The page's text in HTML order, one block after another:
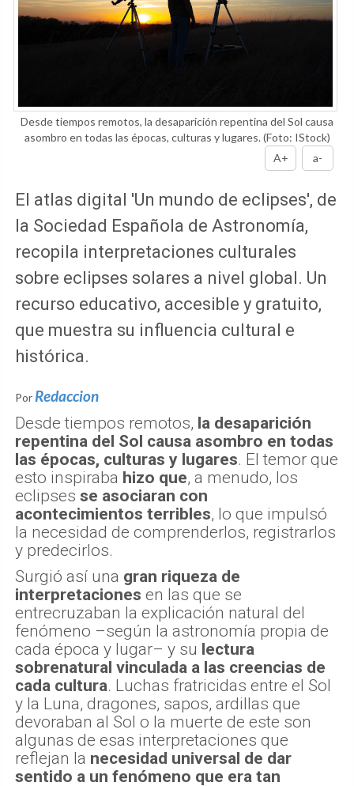
Desde tiempos remotos, la desaparición repentina del Sol causa
asombro en todas las épocas, culturas y lugares.(Foto: IStock)
A+
a-
El atlas digital 'Un mundo de eclipses', de
la Sociedad Española de Astronomía,
recopila interpretaciones culturales
sobre eclipses solares a nivel global. Un
recurso educativo, accesible y gratuito,
que muestra su influencia cultural e
histórica.
Por Redaccion
Desde tiempos remotos, la desaparición
repentina del Sol causa asombro en todas
las épocas, culturas y lugares. El temor que
esto inspiraba hizo que, a menudo, los
eclipses se asociaran con
acontecimientos terribles, lo que impulsó
la necesidad de comprenderlos, registrarlos
y predecirlos.
Surgió así una gran riqueza de
interpretaciones en las que se
entrecruzaban la explicación natural del
fenómeno –según la astronomía propia de
cada época y lugar– y su lectura
sobrenatural vinculada a las creencias de
cada cultura. Luchas fratricidas entre el Sol
y la Luna, dragones, sapos, ardillas que
devoraban al Sol o la muerte de este son
algunas de esas interpretaciones que
reflejan la necesidad universal de dar
sentido a un fenómeno que era tan